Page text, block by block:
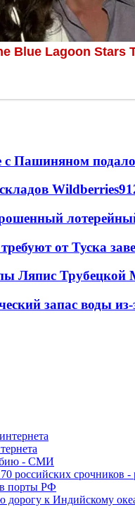
Пашиняном
Wildberries
от Туска
Ляпис Трубецкой
запас воды
- СМИ
российских срочников
порты РФ
дорогу к Индийскому